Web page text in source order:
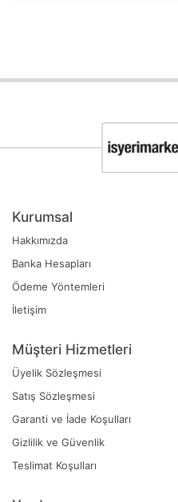
Kurumsal
Hakkımızda
Banka Hesapları
Ödeme Yöntemleri
İletişim
Müşteri Hizmetleri
Üyelik Sözleşmesi
Satış Sözleşmesi
Garanti ve İade Koşulları
Gizlilik ve Güvenlik
Teslimat Koşulları